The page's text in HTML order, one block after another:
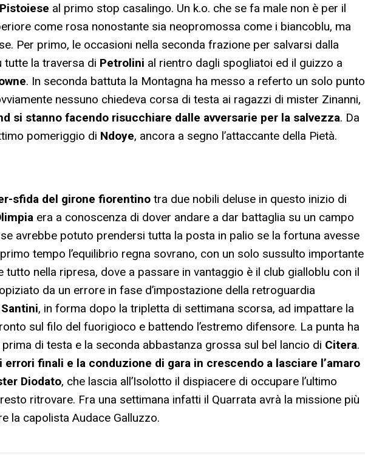
al primo stop casalingo. Un k.o. che se fa male non è per il
come rosa nonostante sia neopromossa come i biancoblu, ma
Per primo, le occasioni nella seconda frazione per salvarsi dalla
la traversa di Petrolini al rientro dagli spogliatoi ed il guizzo a
. In seconda battuta la Montagna ha messo a referto un solo punto
nessuno chiedeva corsa di testa ai ragazzi di mister Zinanni,
si stanno facendo risucchiare dalle avversarie per la salvezza. Da
pomeriggio di Ndoye, ancora a segno l’attaccante della Pietà.
sfida del girone fiorentino tra due nobili deluse in questo inizio di
era a conoscenza di dover andare a dar battaglia su un campo
avrebbe potuto prendersi tutta la posta in palio se la fortuna avesse
tempo l’equilibrio regna sovrano, con un solo sussulto importante
tutto nella ripresa, dove a passare in vantaggio è il club gialloblu con il
da un errore in fase d’impostazione della retroguardia
Santini, in forma dopo la tripletta di settimana scorsa, ad impattare la
sul filo del fuorigioco e battendo l’estremo difensore. La punta ha
di testa e la seconda abbastanza grossa sul bel lancio di Citera.
finali e la conduzione di gara in crescendo a lasciare l’amaro
Diodato, che lascia all’Isolotto il dispiacere di occupare l’ultimo
ritrovare. Fra una settimana infatti il Quarrata avrà la missione più
la capolista Audace Galluzzo.